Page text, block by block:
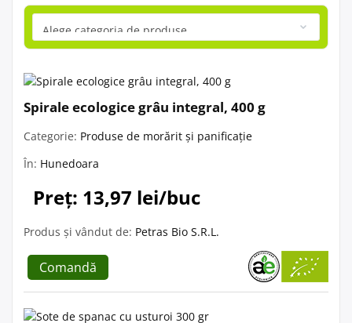
Spirale ecologice grâu integral, 400 g
Categorie: Produse de morărit și panificație
În: Hunedoara
Preț: 13,97 lei/buc
Produs și vândut de: Petras Bio S.R.L.
Comandă